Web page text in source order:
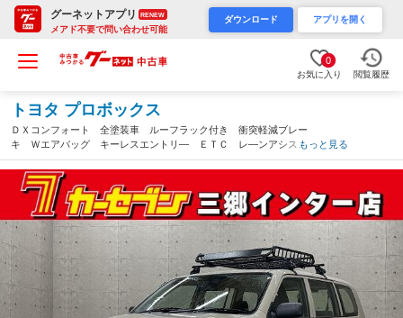
グーネットアプリ RENEW
メアド不要で問い合わせ可能
ダウンロード アプリを開く
0
お気に入り 閲覧履歴
トヨタ プロボックス
ＤＸコンフォート 全塗装車 ルーフラック付き 衝突軽減ブレー
キ Ｗエアバッグ キーレスエントリ― ＥＴＣ レ―ンアシス
ト 助手席エアバック（埼玉県）
もっと見る